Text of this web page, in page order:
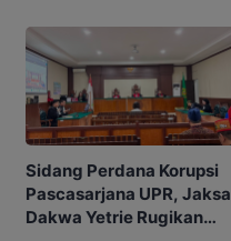
Sidang Perdana Korupsi
Pascasarjana UPR, Jaksa
Dakwa Yetrie Rugikan